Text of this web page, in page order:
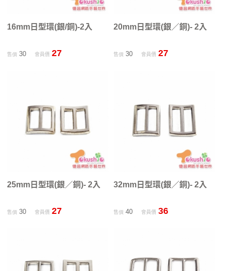
16mm日型環(銀/銅)-2入
售價30 會員價 27
20mm日型環(銀／銅)- 2入
售價 30 會員價 27
25mm日型環(銀／銅)- 2入
售價30 會員價 27
32mm日型環(銀／銅)- 2入
售價 40 會員價 36